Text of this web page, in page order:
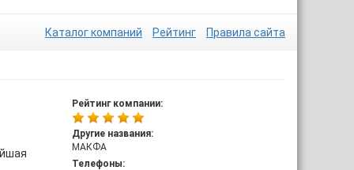
Каталог компаний Рейтинг Правила сайта
Рейтинг компании:
Другие названия:
МАКФА
Телефоны: